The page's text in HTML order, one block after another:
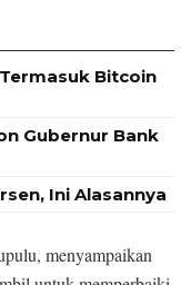
Bitcoin
Gubernur Bank
Ini Alasannya
menyampaikan